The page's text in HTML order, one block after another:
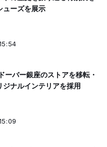
ーズを展示
ーバー銀座のストアを移転・
ナルインテリアを採用